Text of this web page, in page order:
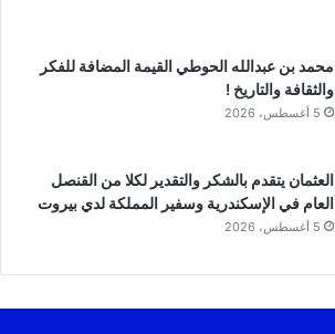
محمد بن عبدالله الحوطي القيمة المضافة للفكر
والثقافة والتاريخ !
5 أغسطس، 2026
العثمان يتقدم بالشكر والتقدير لكلا من القنصل
العام في الإسكندرية وسفير المملكة لدي بيروت
5 أغسطس، 2026